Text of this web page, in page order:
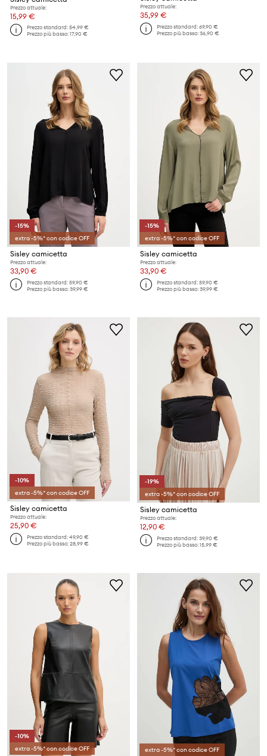
Prezzo attuale:
15,99 €
Prezzo standard:54,99 €
Prezzo più basso:17,90 €
Prezzo attuale:
35,99 €
Prezzo standard:69,90 €
Prezzo più basso:36,90 €
-15%
extra -5%* con codice OFF
Sisley camicetta
Prezzo attuale:
33,90 €
Prezzo standard:59,90 €
Prezzo più basso:39,99 €
-15%
extra -5%* con codice OFF
Sisley camicetta
Prezzo attuale:
33,90 €
Prezzo standard:59,90 €
Prezzo più basso:39,99 €
-10%
extra -5%* con codice OFF
Sisley camicetta
Prezzo attuale:
25,90 €
Prezzo standard:49,90 €
Prezzo più basso:28,99 €
-19%
extra -5%* con codice OFF
Sisley camicetta
Prezzo attuale:
12,90 €
Prezzo standard:39,90 €
Prezzo più basso:15,99 €
-10%
extra -5%* con codice OFF
extra -5%* con codice OFF